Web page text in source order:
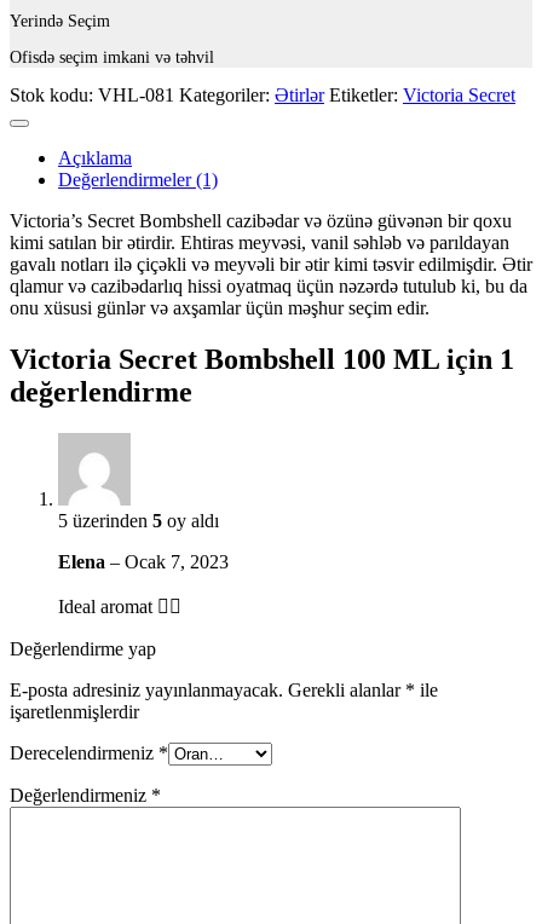
Yerində Seçim
Ofisdə seçim imkani və təhvil
Stok kodu: VHL-081 Kategoriler: Ətirlər Etiketler: Victoria Secret
Açıklama
Değerlendirmeler (1)
Victoria’s Secret Bombshell cazibədar və özünə güvənən bir qoxu
kimi satılan bir ətirdir. Ehtiras meyvəsi, vanil səhləb və parıldayan
gavalı notları ilə çiçəkli və meyvəli bir ətir kimi təsvir edilmişdir. Ətir
qlamur və cazibədarlıq hissi oyatmaq üçün nəzərdə tutulub ki, bu da
onu xüsusi günlər və axşamlar üçün məşhur seçim edir.
Victoria Secret Bombshell 100 ML için 1
değerlendirme
5 üzerinden 5 oy aldı
Elena – Ocak 7, 2023
Ideal aromat 👍🏻
Değerlendirme yap
E-posta adresiniz yayınlanmayacak. Gerekli alanlar * ile
işaretlenmişlerdir
Derecelendirmeniz *
Değerlendirmeniz *